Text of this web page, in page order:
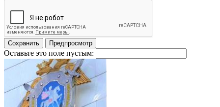
Оставьте это поле пустым: